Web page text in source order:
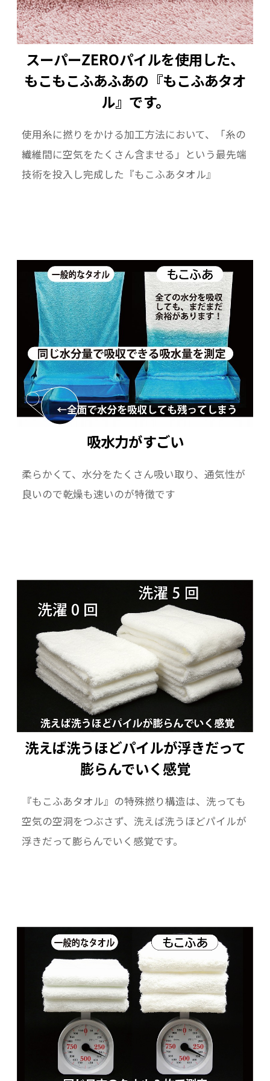
スーパーZEROパイルを使用した、
もこもこふあふあの『もこふあタオ
ル』です。
使用糸に撚りをかける加工方法において、「糸の
繊維間に空気をたくさん含ませる」という最先端
技術を投入し完成した『もこふあタオル』
吸水力がすごい
柔らかくて、水分をたくさん吸い取り、通気性が
良いので乾燥も速いのが特徴です
洗えば洗うほどパイルが浮きだって
膨らんでいく感覚
『もこふあタオル』の特殊撚り構造は、洗っても
空気の空洞をつぶさず、洗えば洗うほどパイルが
浮きだって膨らんでいく感覚です。